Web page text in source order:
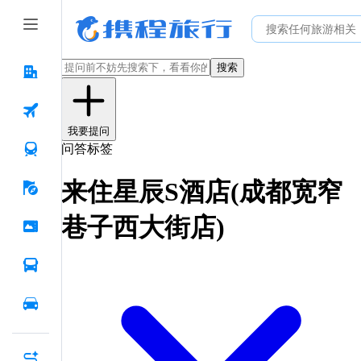
搜索
我要提问
问答标签
来住星辰S酒店(成都宽窄
巷子西大街店)